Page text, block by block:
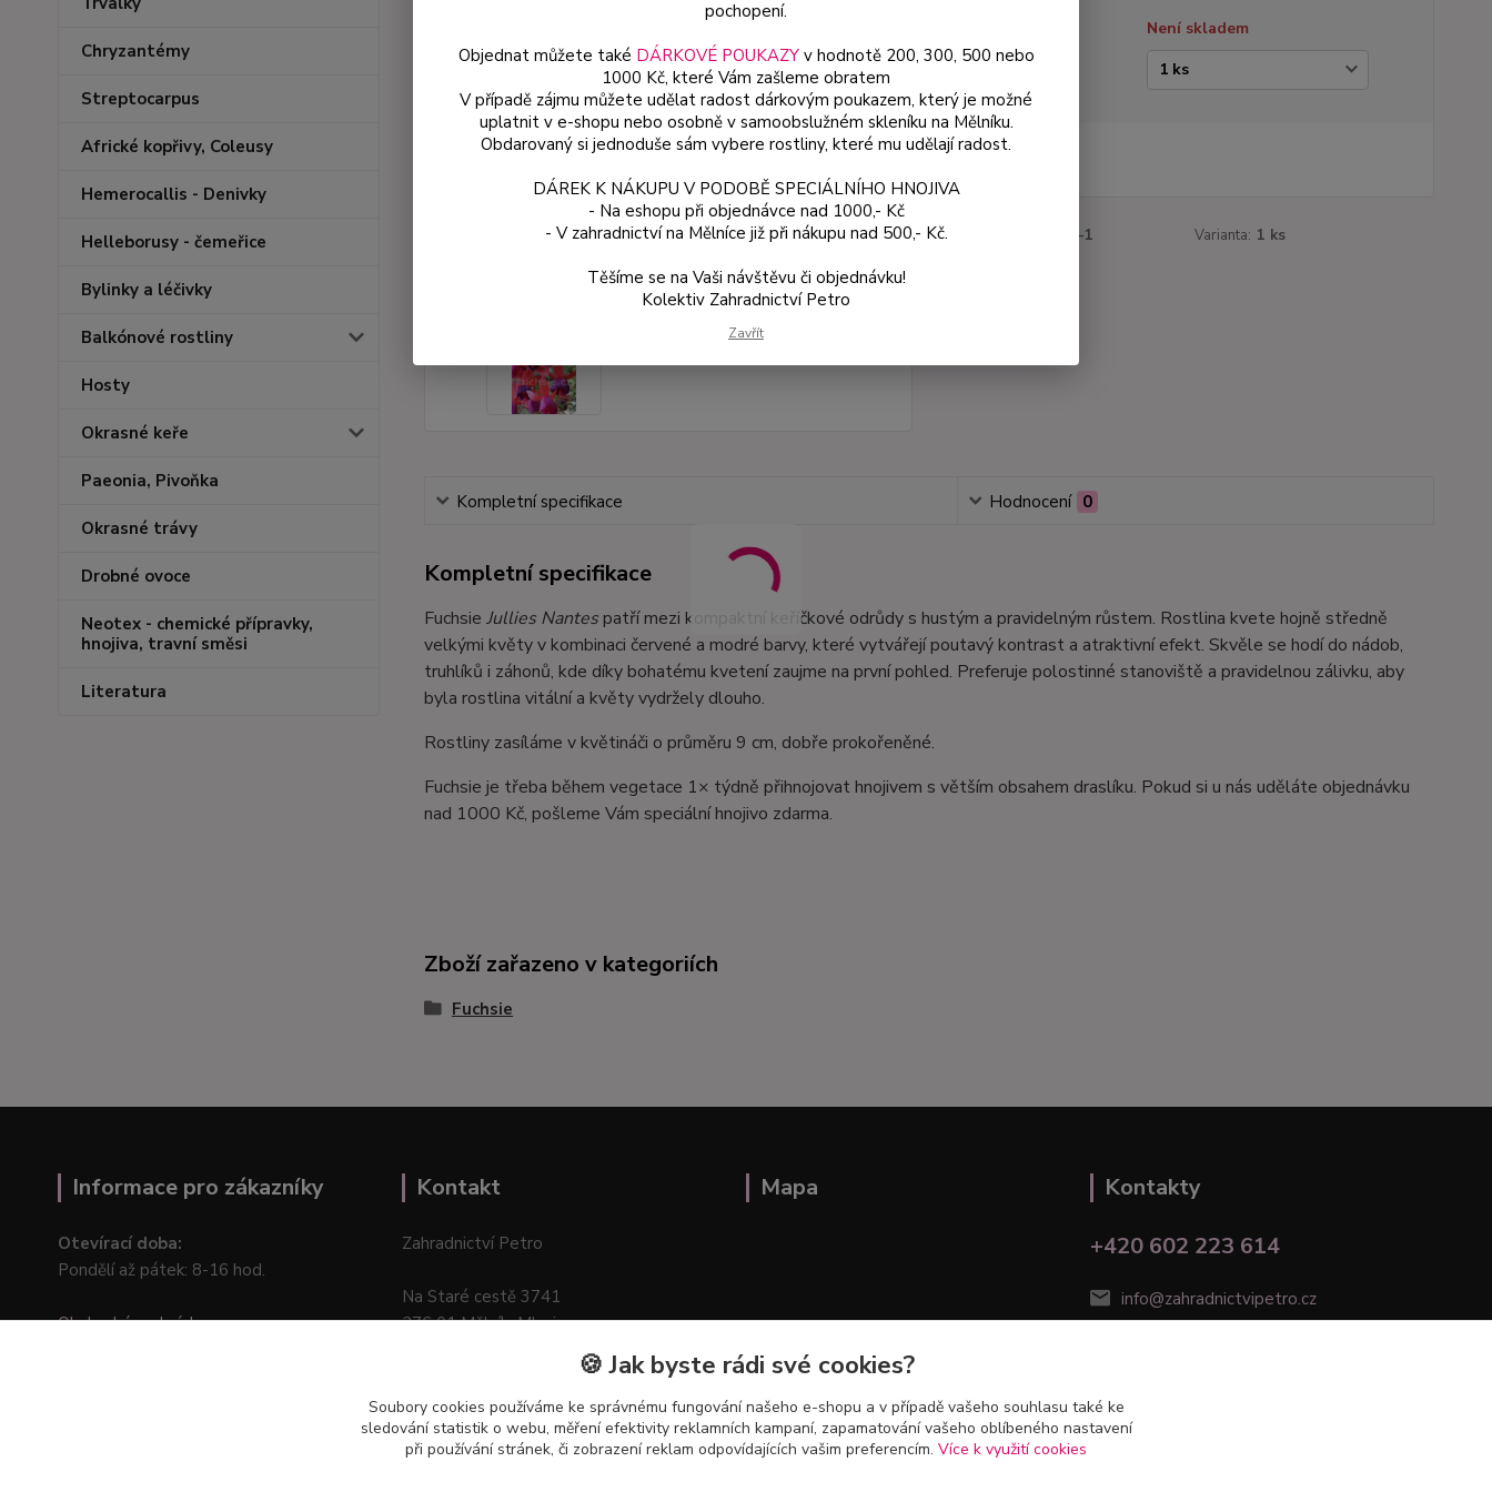
Chryzantémy
Streptocarpus
Africké kopřivy, Coleusy
Hemerocallis - Denivky
Helleborusy - čemeřice
Bylinky a léčivky
Balkónové rostliny
Hosty
Okrasné keře
Paeonia, Pivoňka
Okrasné trávy
Drobné ovoce
Neotex - chemické přípravky,
hnojiva, travní směsi
Literatura
Není skladem
59 Kč
Číslo produktu: 836-1 Varianta: 1 ks
Kompletní specifikace Hodnocení 0
Kompletní specifikace
Fuchsie Jullies Nantespatří mezi kompaktní keříčkové odrůdy s hustým a pravidelným růstem. Rostlina kvete hojně středně
velkými květy v kombinaci červené a modré barvy, které vytvářejí poutavý kontrast a atraktivní efekt. Skvěle se hodí do nádob,
truhlíků i záhonů, kde díky bohatému kvetení zaujme na první pohled. Preferuje polostinné stanoviště a pravidelnou zálivku, aby
byla rostlina vitální a květy vydržely dlouho.
Rostliny zasíláme v květináči o průměru 9 cm, dobře prokořeněné.
Fuchsie je třeba během vegetace 1× týdně přihnojovat hnojivem s větším obsahem draslíku. Pokud si u nás uděláte objednávku
nad 1000 Kč, pošleme Vám speciální hnojivo zdarma.
Zboží zařazeno v kategoriích
Fuchsie
Informace pro zákazníky
Otevírací doba:
Pondělí až pátek: 8-16 hod.
Obchodní podmínky
Kontakt
Zahradnictví Petro
Na Staré cestě 3741
276 01 Mělník–Mlazice
Mapa
Kontakty
+420 602 223 614
info@zahradnictvipetro.cz
pochopení.
Objednat můžete také DÁRKOVÉ POUKAZYv hodnotě 200, 300, 500 nebo
1000 Kč, které Vám zašleme obratem
V případě zájmu můžete udělat radost dárkovým poukazem, který je možné
uplatnit v e-shopu nebo osobně v samoobslužném skleníku na Mělníku.
Obdarovaný si jednoduše sám vybere rostliny, které mu udělají radost.
DÁREK K NÁKUPU V PODOBĚ SPECIÁLNÍHO HNOJIVA
- Na eshopu při objednávce nad 1000,- Kč
- V zahradnictví na Mělníce již při nákupu nad 500,- Kč.
Těšíme se na Vaši návštěvu či objednávku!
Kolektiv Zahradnictví Petro
Zavřít
🍪 Jak byste rádi své cookies?
Soubory cookies používáme ke správnému fungování našeho e-shopu a v případě vašeho souhlasu také ke
sledování statistik o webu, měření efektivity reklamních kampaní, zapamatování vašeho oblíbeného nastavení
při používání stránek, či zobrazení reklam odpovídajících vašim preferencím. Více k využití cookies